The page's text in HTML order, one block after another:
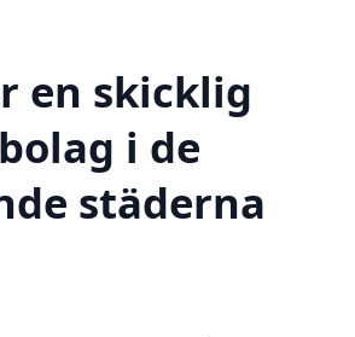
en skicklig
i de
städerna